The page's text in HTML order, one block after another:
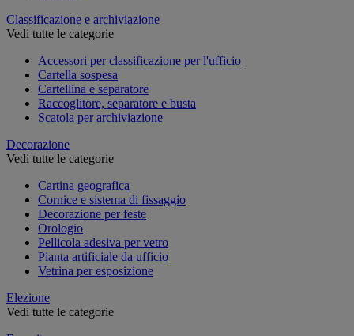
Classificazione e archiviazione
Vedi tutte le categorie
Accessori per classificazione per l'ufficio
Cartella sospesa
Cartellina e separatore
Raccoglitore, separatore e busta
Scatola per archiviazione
Decorazione
Vedi tutte le categorie
Cartina geografica
Cornice e sistema di fissaggio
Decorazione per feste
Orologio
Pellicola adesiva per vetro
Pianta artificiale da ufficio
Vetrina per esposizione
Elezione
Vedi tutte le categorie